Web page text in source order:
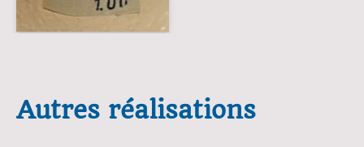
Autres réalisations